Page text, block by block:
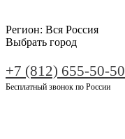
Регион: Вся Россия
Выбрать город
+7 (812) 655-50-50
Бесплатный звонок по России